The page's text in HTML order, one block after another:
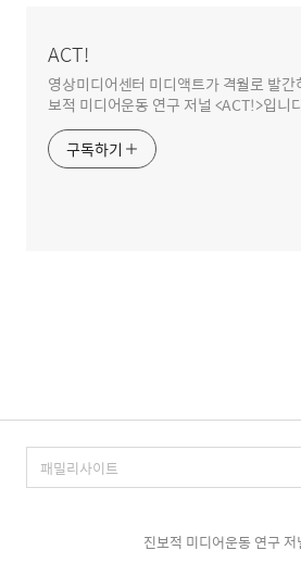
ACT!
영상미디어센터 미디액트가 격월로 발간
보적 미디어운동 연구 저널 <ACT!>입니
구독하기
진보적 미디어운동 연구